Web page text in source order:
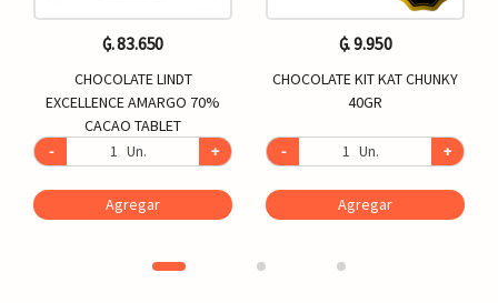
₲. 83.650
CHOCOLATE LINDT
EXCELLENCE AMARGO 70%
CACAO TABLET
-
Un. +
Agregar
₲. 9.950
CHOCOLATE KIT KAT CHUNKY
40GR
- Un. +
Agregar